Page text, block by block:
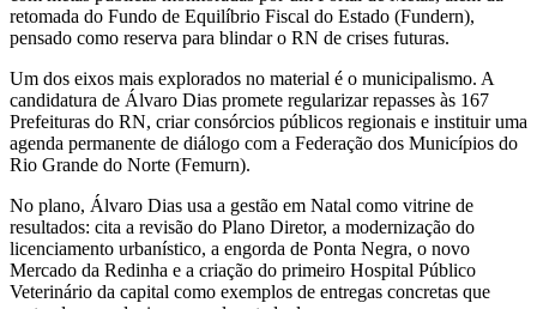
retomada do Fundo de Equilíbrio Fiscal do Estado (Fundern),
pensado como reserva para blindar o RN de crises futuras.
Um dos eixos mais explorados no material é o municipalismo. A
candidatura de Álvaro Dias promete regularizar repasses às 167
Prefeituras do RN, criar consórcios públicos regionais e instituir uma
agenda permanente de diálogo com a Federação dos Municípios do
Rio Grande do Norte (Femurn).
No plano, Álvaro Dias usa a gestão em Natal como vitrine de
resultados: cita a revisão do Plano Diretor, a modernização do
licenciamento urbanístico, a engorda de Ponta Negra, o novo
Mercado da Redinha e a criação do primeiro Hospital Público
Veterinário da capital como exemplos de entregas concretas que